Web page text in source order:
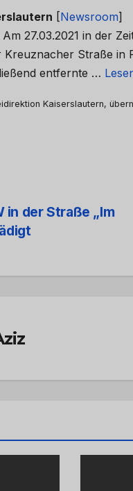
[Newsroom]
27.03.2021 in der
Straße in
entfernte …
Kaiserslautern,
in der Straße „Im